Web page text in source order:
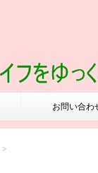
お問い合わ
>